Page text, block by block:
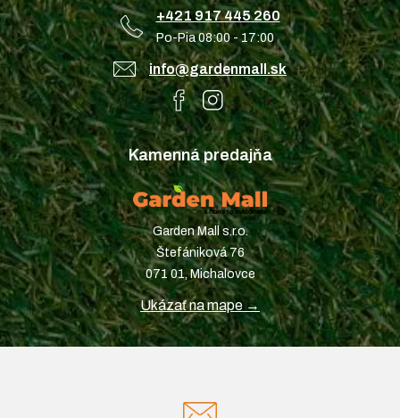
+421 917 445 260
Po-Pia 08:00 - 17:00
info@gardenmall.sk
Kamenná predajňa
Garden Mall s.r.o.
Štefániková 76
071 01, Michalovce
Ukázať na mape →